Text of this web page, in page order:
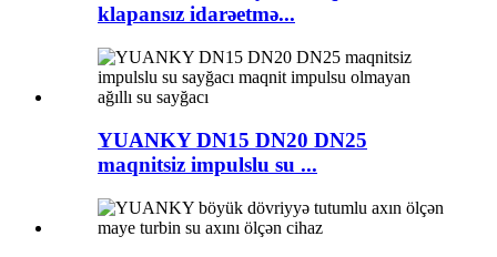
klapansız idarəetmə...
YUANKY DN15 DN20 DN25
maqnitsiz impulslu su ...